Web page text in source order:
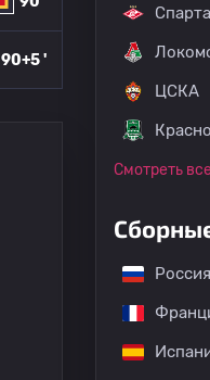
90+5 '
ЦСКА
Смотреть
Россия